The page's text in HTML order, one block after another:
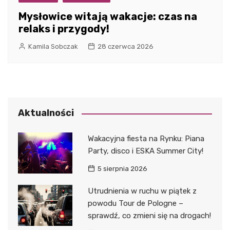
Mysłowice witają wakacje: czas na
relaks i przygody!
Kamila Sobczak 28 czerwca 2026
Aktualności
Wakacyjna fiesta na Rynku: Piana
Party, disco i ESKA Summer City!
5 sierpnia 2026
Utrudnienia w ruchu w piątek z
powodu Tour de Pologne –
sprawdź, co zmieni się na drogach!